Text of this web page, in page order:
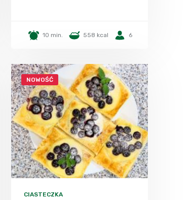
10 min. 558 kcal 6
NOWOŚĆ
CIASTECZKA